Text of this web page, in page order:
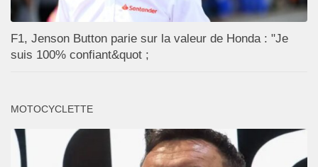
F1, Jenson Button parie sur la valeur de Honda : "Je
suis 100% confiant&quot ;
MOTOCYCLETTE